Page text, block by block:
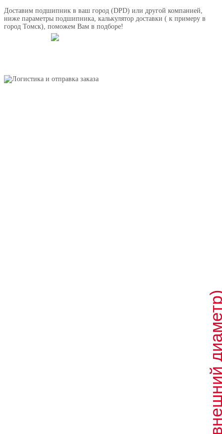
Доставим подшипник в ваш город (DPD) или другой компанией,
ниже параметры подшипника, калькулятор доставки ( к примеру в
город Томск), поможем Вам в подборе!